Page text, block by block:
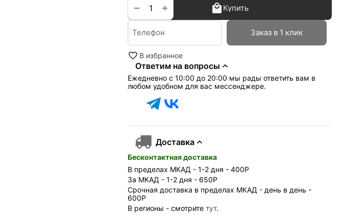
+
− Купить
Заказ в 1 клик
В избранное
Ответим на вопросы
Ежедневно с 10:00 до 20:00 мы рады ответить вам в
любом удобном для вас мессенджере.
Доставка
Бесконтактная доставка
В пределах МКАД - 1-2 дня - 400Р
За МКАД - 1-2 дня - 650Р
Срочная доставка в пределах МКАД - день в день -
600Р
В регионы - смотрите тут.